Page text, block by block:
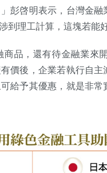
彭啓明表示，台灣金
到理工計算，這塊若能
品，還有待金融業來
價後，企業若執行自
給予其優惠，就是非